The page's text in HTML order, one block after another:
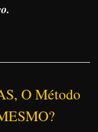
O Método